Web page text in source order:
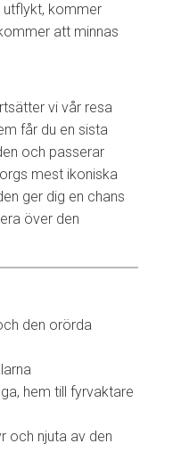
utflykt, kommer
att minnas
vi vår resa
får du en sista
och passerar
mest ikoniska
ger dig en chans
över den
den orörda
hem till fyrvaktare
och njuta av den